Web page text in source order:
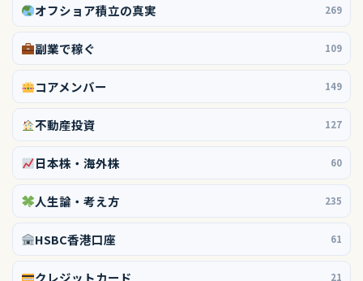
オフショア積立の真実 269
副業で稼ぐ 109
コアメンバー 149
不動産投資 127
日本株・海外株 60
人生論・考え方 235
HSBC香港口座 61
クレジットカード 21